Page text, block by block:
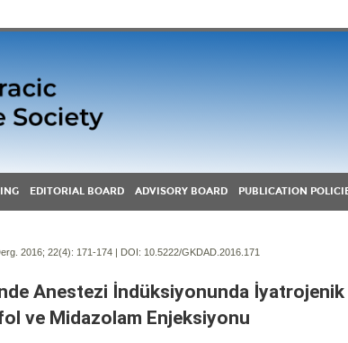
EDITORIAL BOARD ADVISORY BOARD PUBLICATION
2016; 22(4): 171-174 | DOI: 10.5222/GKDAD.2016.171
Anestezi İndüksiyonunda
ve Midazolam Enjeksiyonu